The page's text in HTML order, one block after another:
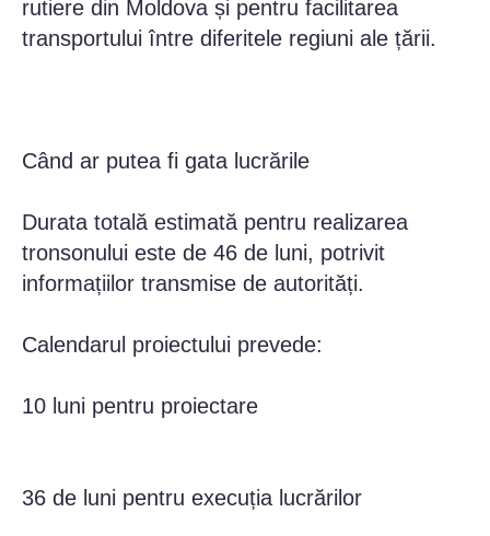
rutiere din Moldova și pentru facilitarea
transportului între diferitele regiuni ale țării.
Când ar putea fi gata lucrările
Durata totală estimată pentru realizarea
tronsonului este de 46 de luni, potrivit
informațiilor transmise de autorități.
Calendarul proiectului prevede:
10 luni pentru proiectare
36 de luni pentru execuția lucrărilor